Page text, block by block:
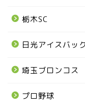
栃木SC
日光アイスバッ
埼玉ブロンコス
プロ野球